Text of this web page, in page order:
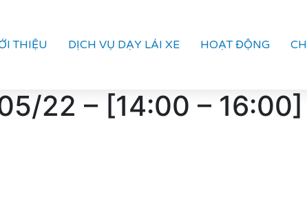
THIỆU DỊCH VỤ DẠY LÁI XE HOẠT ĐỘNG
22 – [14:00 – 16:00]